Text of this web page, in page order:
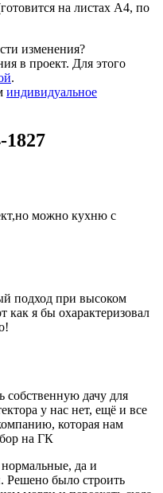
на листах А4, по
изменения?
в проект. Для этого
.
индивидуальное
можно кухню с
подход при высоком
как я бы охарактеризовал
собственную дачу для
у нас нет, ещё и все
которая нам
на ГК
да и
Решено было строить